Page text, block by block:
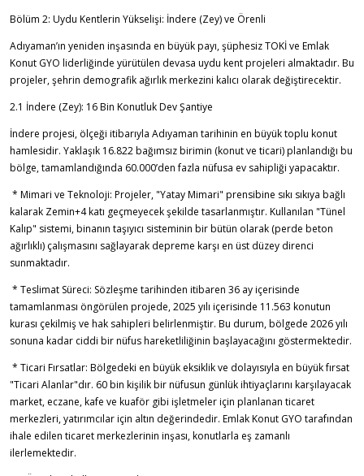
Bölüm 2: Uydu Kentlerin Yükselişi: İndere (Zey) ve Örenli
Adıyaman’ın yeniden inşasında en büyük payı, şüphesiz TOKİ ve Emlak
Konut GYO liderliğinde yürütülen devasa uydu kent projeleri almaktadır. Bu
projeler, şehrin demografik ağırlık merkezini kalıcı olarak değiştirecektir.
2.1 İndere (Zey): 16 Bin Konutluk Dev Şantiye
İndere projesi, ölçeği itibarıyla Adıyaman tarihinin en büyük toplu konut
hamlesidir. Yaklaşık 16.822 bağımsız birimin (konut ve ticari) planlandığı bu
bölge, tamamlandığında 60.000’den fazla nüfusa ev sahipliği yapacaktır.
* Mimari ve Teknoloji: Projeler, "Yatay Mimari" prensibine sıkı sıkıya bağlı
kalarak Zemin+4 katı geçmeyecek şekilde tasarlanmıştır. Kullanılan "Tünel
Kalıp" sistemi, binanın taşıyıcı sisteminin bir bütün olarak (perde beton
ağırlıklı) çalışmasını sağlayarak depreme karşı en üst düzey direnci
sunmaktadır.
* Teslimat Süreci: Sözleşme tarihinden itibaren 36 ay içerisinde
tamamlanması öngörülen projede, 2025 yılı içerisinde 11.563 konutun
kurası çekilmiş ve hak sahipleri belirlenmiştir. Bu durum, bölgede 2026 yılı
sonuna kadar ciddi bir nüfus hareketliliğinin başlayacağını göstermektedir.
* Ticari Fırsatlar: Bölgedeki en büyük eksiklik ve dolayısıyla en büyük fırsat
"Ticari Alanlar"dır. 60 bin kişilik bir nüfusun günlük ihtiyaçlarını karşılayacak
market, eczane, kafe ve kuaför gibi işletmeler için planlanan ticaret
merkezleri, yatırımcılar için altın değerindedir. Emlak Konut GYO tarafından
ihale edilen ticaret merkezlerinin inşası, konutlarla eş zamanlı
ilerlemektedir.